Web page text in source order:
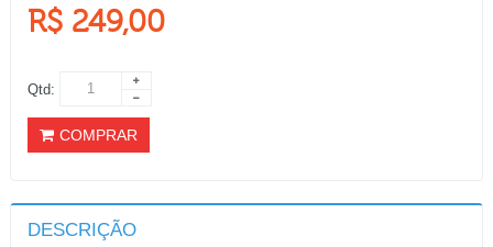
R$ 249,00
Qtd:
COMPRAR
DESCRIÇÃO